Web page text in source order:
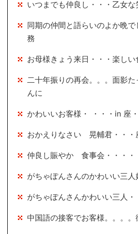
いつまでも仲良し・・・乙女な
同期の仲間と語らいのよか晩
務
お母様きょう来日・・・楽しい
二十年振りの再会。。。面影
んに
かわいいお客様・ ・・・in 座
おかえりなさい 晃輔君・・・
仲良し賑やか 食事会・・・・
がちゃぽんさんのかわいい三
がちゃぽんさんかわいい三人
中国語の接客でお客様。。。。